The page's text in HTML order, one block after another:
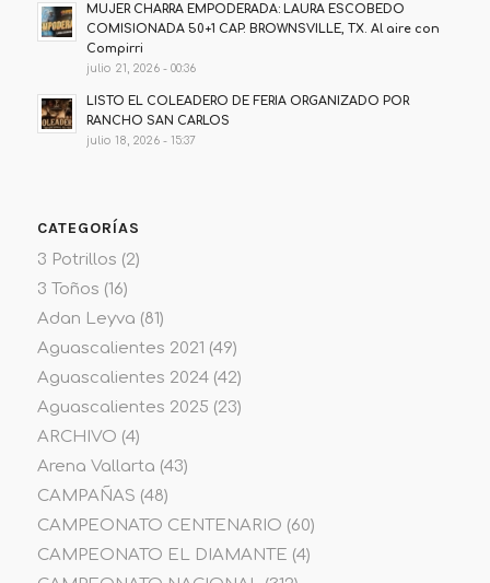
MUJER CHARRA EMPODERADA: LAURA ESCOBEDO
COMISIONADA 50+1 CAP. BROWNSVILLE, TX. Al aire con
Compirri
julio 21, 2026 - 00:36
LISTO EL COLEADERO DE FERIA ORGANIZADO POR
RANCHO SAN CARLOS
julio 18, 2026 - 15:37
CATEGORÍAS
3 Potrillos (2)
3 Toños (16)
Adan Leyva (81)
Aguascalientes 2021 (49)
Aguascalientes 2024(42)
Aguascalientes 2025 (23)
ARCHIVO (4)
Arena Vallarta (43)
CAMPAÑAS (48)
CAMPEONATO CENTENARIO (60)
CAMPEONATO EL DIAMANTE (4)